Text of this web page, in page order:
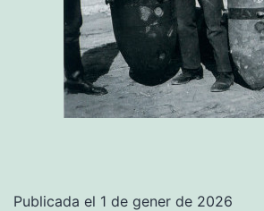
Publicada el 1 de gener de 2026